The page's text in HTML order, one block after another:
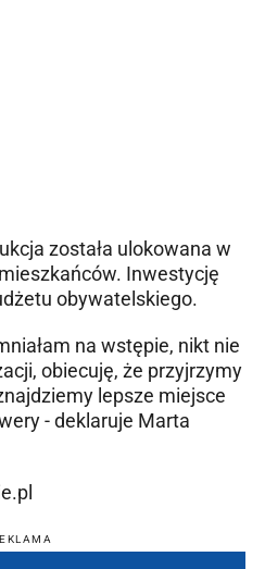
została ulokowana w
Inwestycję
obywatelskiego.
na wstępie, nikt nie
obiecuję, że przyjrzymy
lepsze miejsce
- deklaruje Marta